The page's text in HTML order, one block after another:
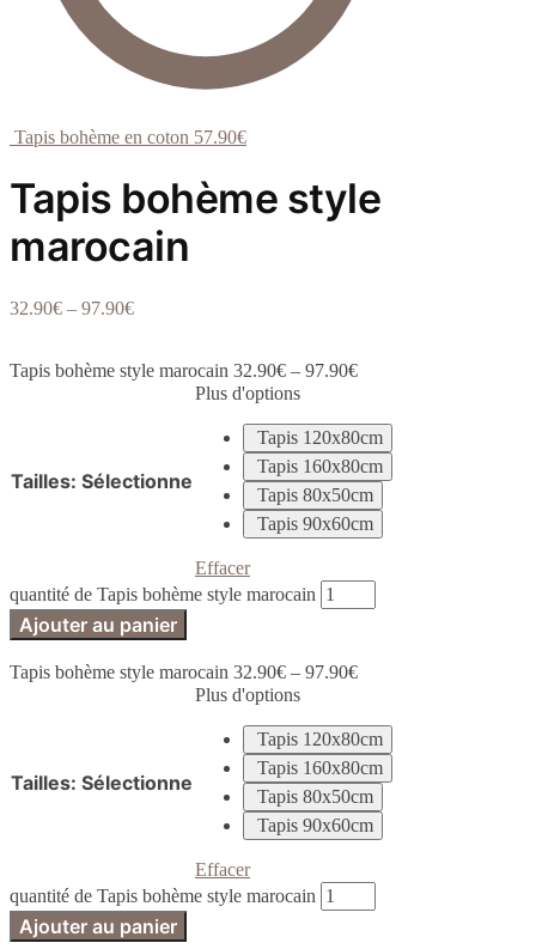
Tapis bohème en coton 57.90€
Tapis bohème style
marocain
32.90€ – 97.90€
Tapis bohème style marocain 32.90€ – 97.90€
Tailles: Sélectionne
Plus d'options
Tapis 120x80cm
Tapis 160x80cm
Tapis 80x50cm
Tapis 90x60cm
Effacer
quantité de Tapis bohème style marocain
Ajouter au panier
Tapis bohème style marocain 32.90€ – 97.90€
Tailles: Sélectionne
Plus d'options
Tapis 120x80cm
Tapis 160x80cm
Tapis 80x50cm
Tapis 90x60cm
Effacer
quantité de Tapis bohème style marocain
Ajouter au panier